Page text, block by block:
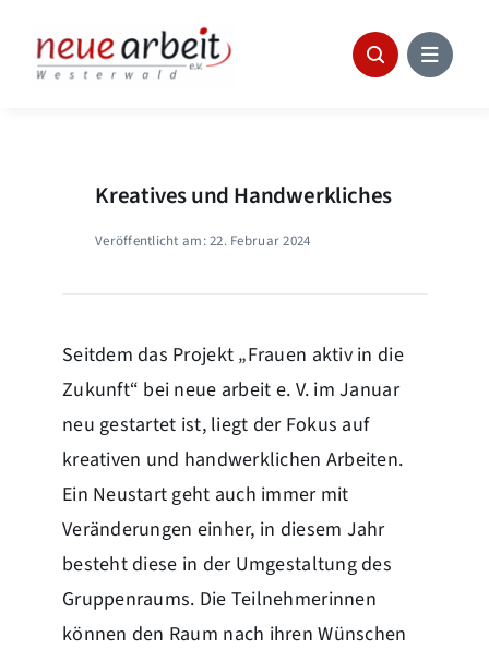
content
Kreatives und Handwerkliches
Veröffentlicht am: 22. Februar 2024
Seitdem das Projekt „Frauen aktiv in die
Zukunft“ bei neue arbeit e. V. im Januar
neu gestartet ist, liegt der Fokus auf
kreativen und handwerklichen Arbeiten.
Ein Neustart geht auch immer mit
Veränderungen einher, in diesem Jahr
besteht diese in der Umgestaltung des
Gruppenraums. Die Teilnehmerinnen
können den Raum nach ihren Wünschen